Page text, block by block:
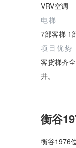
VRV空调
电梯
7部客梯 1
项目优势
客货梯齐
井。
衡谷
衡谷1976